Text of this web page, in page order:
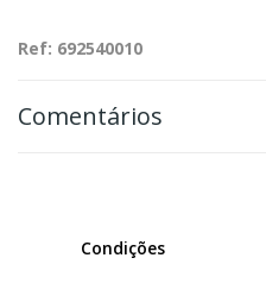
Ref: 692540010
Comentários
Condições